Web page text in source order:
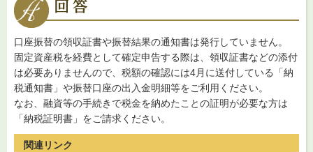
口座振替の領収証書や振替結果の通知書は発行していません。
固定資産税を経費として確定申告する際は、領収証書などの添付
は必要ありませんので、税額の確認には4月に送付している「納
税通知書」や振替口座の出入金明細等をご利用ください。
なお、融資等の手続きで税金を納めたことの証明が必要な方は
「納税証明書」をご請求ください。
関連リンク